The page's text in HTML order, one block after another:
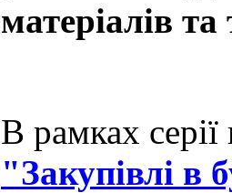
матеріалів
В рамках серії
"Закупівлі в